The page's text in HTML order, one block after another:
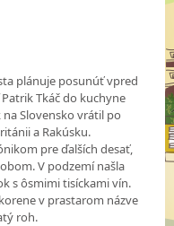
plánuje posunúť vpred
Tkáč do kuchyne
Slovensko vrátil po
a Rakúsku.
pre ďalších desať,
V podzemí našla
s ôsmimi tisíckami vín.
v prastarom názve
roh.